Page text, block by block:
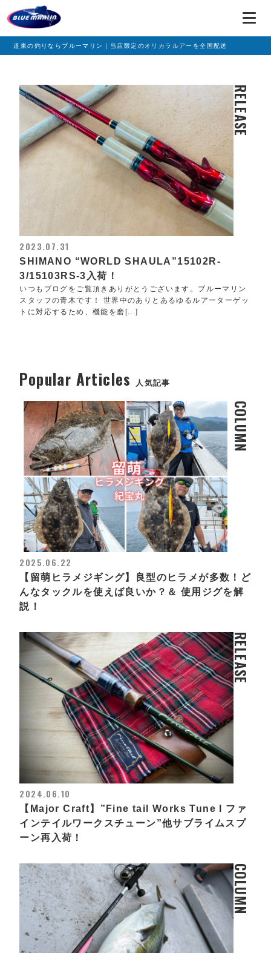
道東の釣りならブルーマリン｜当店限定のオリカラルアーを全国配送
RELEASE
2023.07.31
SHIMANO “WORLD SHAULA”15102R-
3/15103RS-3入荷！
いつもブログをご覧頂きありがとうございます。ブルーマリン
スタッフの青木です！ 世界中のありとあるゆるルアーターゲッ
トに対応するため、機能を磨[...]
Popular Articles 人気記事
COLUMN
2025.06.22
【留萌ヒラメジギング】良型のヒラメが多数！ど
んなタックルを使えば良いか？＆ 使用ジグを解
説！
RELEASE
2024.06.10
【Major Craft】”Fine tail Works Tune l ファ
インテイルワークスチューン”他サブライムスプ
ーン再入荷！
COLUMN